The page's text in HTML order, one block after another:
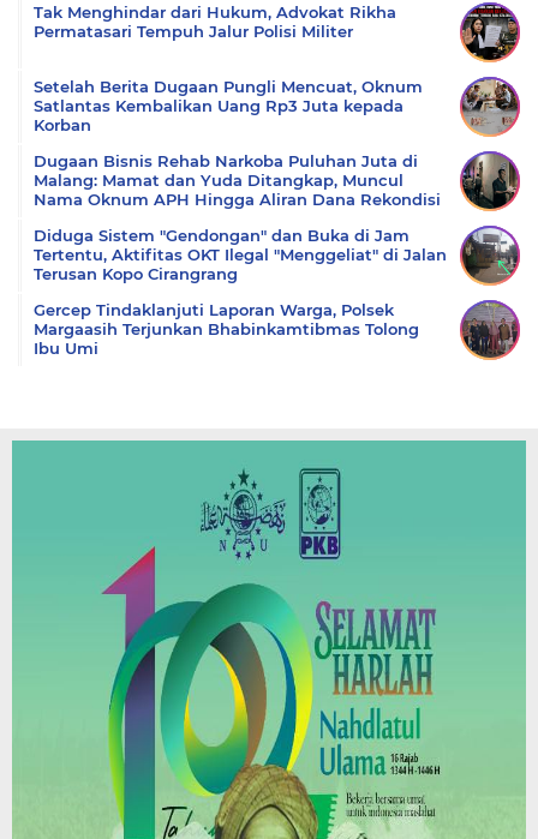
Tak Menghindar dari Hukum, Advokat Rikha
Permatasari Tempuh Jalur Polisi Militer
Setelah Berita Dugaan Pungli Mencuat, Oknum
Satlantas Kembalikan Uang Rp3 Juta kepada
Korban
Dugaan Bisnis Rehab Narkoba Puluhan Juta di
Malang: Mamat dan Yuda Ditangkap, Muncul
Nama Oknum APH Hingga Aliran Dana Rekondisi
Diduga Sistem "Gendongan" dan Buka di Jam
Tertentu, Aktifitas OKT Ilegal "Menggeliat" di Jalan
Terusan Kopo Cirangrang
Gercep Tindaklanjuti Laporan Warga, Polsek
Margaasih Terjunkan Bhabinkamtibmas Tolong
Ibu Umi